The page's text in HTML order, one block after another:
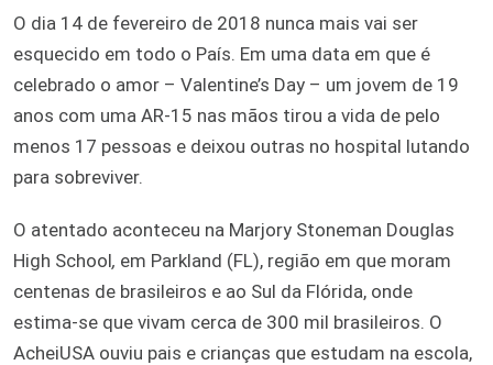
O dia 14 de fevereiro de 2018 nunca mais vai ser
esquecido em todo o País. Em uma data em que é
celebrado o amor – Valentine’s Day – um jovem de 19
anos com uma AR-15 nas mãos tirou a vida de pelo
menos 17 pessoas e deixou outras no hospital lutando
para sobreviver.
O atentado aconteceu na Marjory Stoneman Douglas
High School, em Parkland (FL), região em que moram
centenas de brasileiros e ao Sul da Flórida, onde
estima-se que vivam cerca de 300 mil brasileiros. O
AcheiUSA ouviu pais e crianças que estudam na escola,